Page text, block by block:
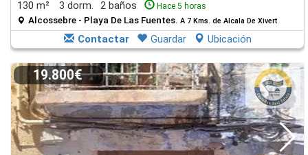
130 m² 3 dorm. 2 baños Hace 5 horas
Alcossebre - Playa De Las Fuentes. A 7 Kms. de Alcala De Xivert
Contactar Guardar Ubicación
19.800€